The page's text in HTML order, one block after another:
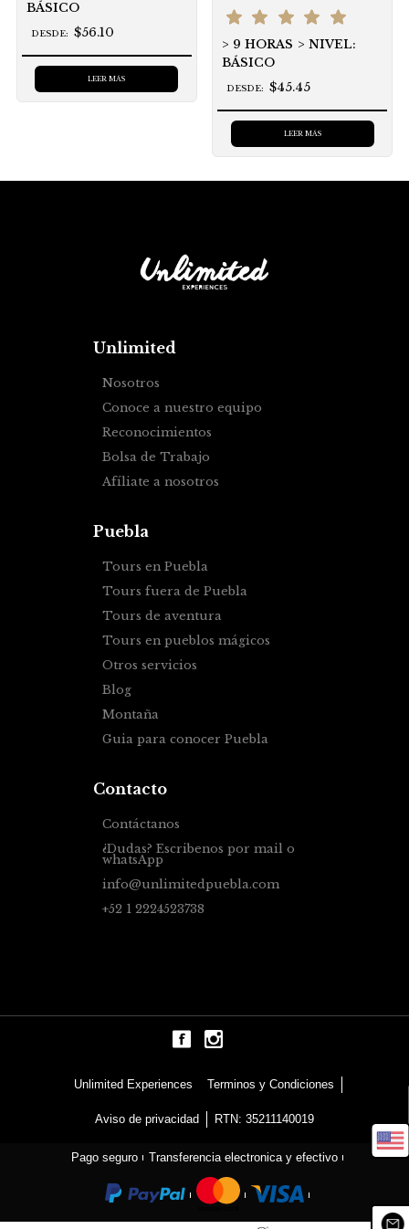
BÁSICO
DESDE: $56.10
LEER MÁS
9 HORAS
NIVEL:
BÁSICO
DESDE: $45.45
LEER MÁS
Unlimited
Nosotros
Conoce a nuestro equipo
Reconocimientos
Bolsa de Trabajo
Afíliate a nosotros
Puebla
Tours en Puebla
Tours fuera de Puebla
Tours de aventura
Tours en pueblos mágicos
Otros servicios
Blog
Montaña
Guia para conocer Puebla
Contacto
Contáctanos
¿Dudas? Escribenos por mail o
whatsApp
info@unlimitedpuebla.com
+52 1 2224523738
Unlimited Experiences Terminos y Condiciones
Aviso de privacidad RTN: 35211140019
Pago seguro Transferencia electronica y efectivo